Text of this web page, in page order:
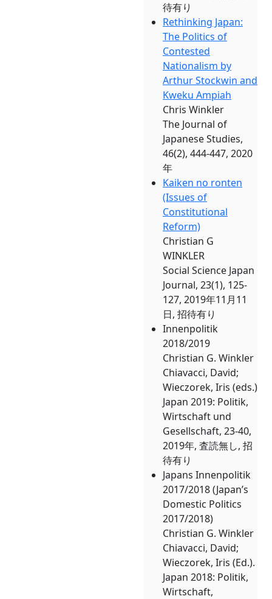
待有り
Rethinking Japan:
The Politics of
Contested
Nationalism by
Arthur Stockwin and
Kweku Ampiah
Chris Winkler
The Journal of
Japanese Studies,
46(2), 444-447, 2020
年
Kaiken no ronten
(Issues of
Constitutional
Reform)
Christian G
WINKLER
Social Science Japan
Journal, 23(1), 125-
127, 2019年11月11
日, 招待有り
Innenpolitik
2018/2019
Christian G. Winkler
Chiavacci, David;
Wieczorek, Iris (eds.)
Japan 2019: Politik,
Wirtschaft und
Gesellschaft, 23-40,
2019年, 査読無し, 招
待有り
Japans Innenpolitik
2017/2018 (Japan’s
Domestic Politics
2017/2018)
Christian G. Winkler
Chiavacci, David;
Wieczorek, Iris (Ed.).
Japan 2018: Politik,
Wirtschaft,